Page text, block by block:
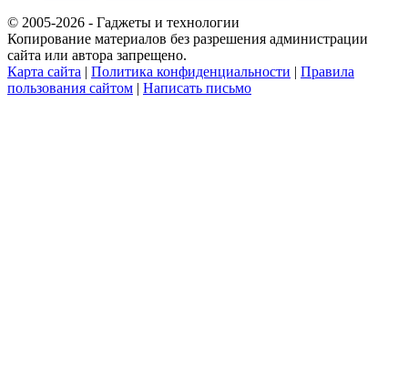
© 2005-2026 - Гаджеты и технологии
Копирование материалов без разрешения администрации
сайта или автора запрещено.
Карта сайта | Политика конфиденциальности | Правила
пользования сайтом | Написать письмо